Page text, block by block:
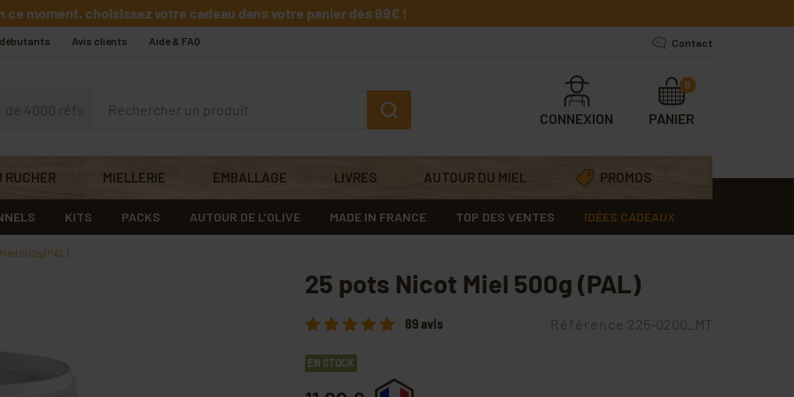
ce moment, choisissez votre cadeau dans votre panier dès 99€ !
débutants Avis clients Aide & FAQ Contact
de 4000 réfs
CONNEXION PANIER
0
RUCHER MIELLERIE EMBALLAGE LIVRES AUTOUR DU MIEL PROMOS
KITS PACKS AUTOUR DE L’OLIVE MADE IN FRANCE TOP DES VENTES IDÉES CADEAUX
500g (PAL)
25 pots Nicot Miel 500g (PAL)
89 avis Référence 225-0200_MT
EN STOCK